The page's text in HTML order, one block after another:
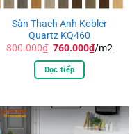
Sàn Thạch Anh Kobler
Quartz KQ460
800.000₫ Giá
là:
800.000₫.
760.000₫Giá
hiện
/m2
Đọc tiếp